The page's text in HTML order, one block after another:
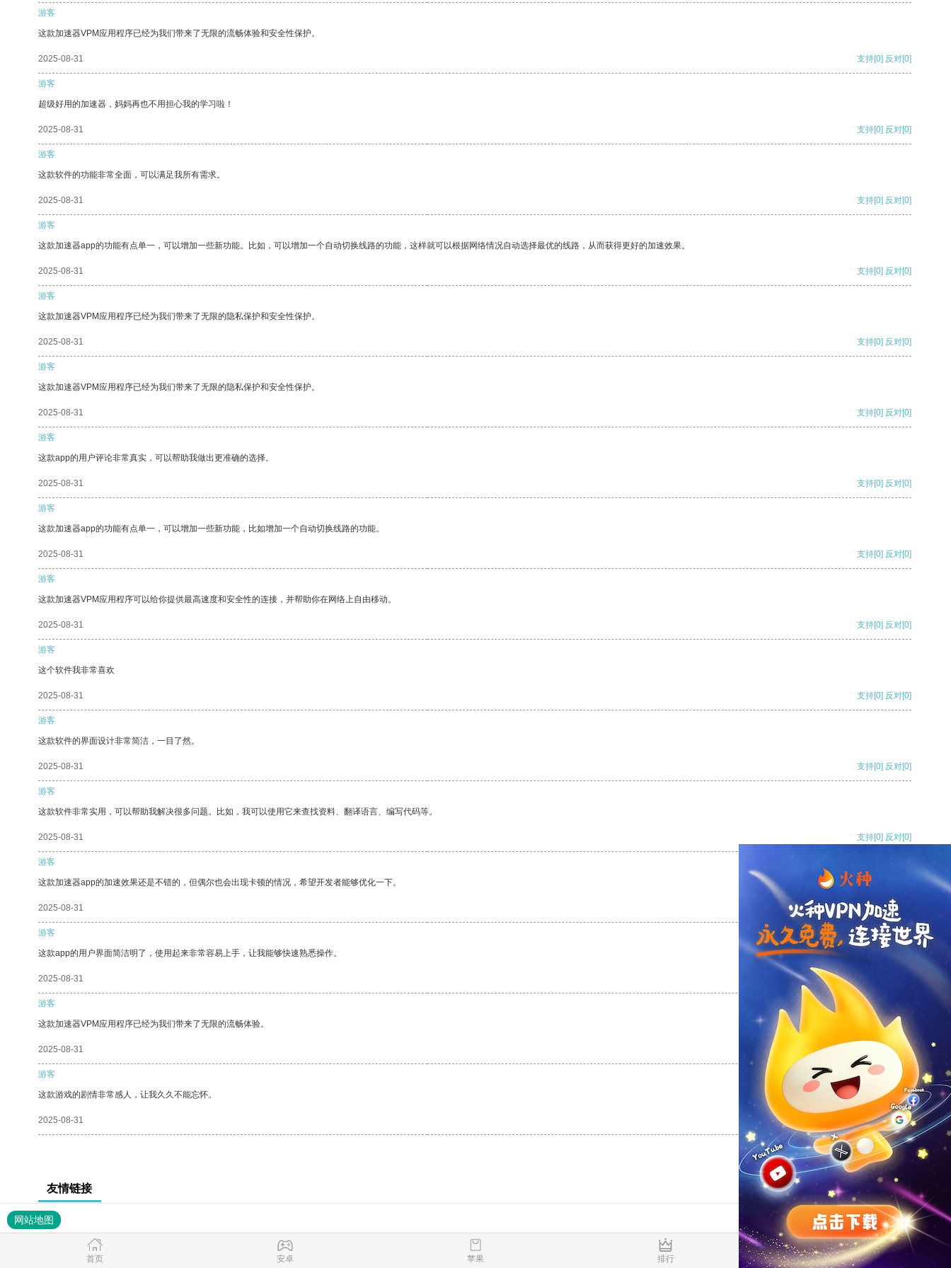
游客
这款加速器VPM应用程序已经为我们带来了无限的流畅体验和安全性保护。
2025-08-31 支持[0] 反对[0]
游客
超级好用的加速器，妈妈再也不用担心我的学习啦！
2025-08-31 支持[0] 反对[0]
游客
这款软件的功能非常全面，可以满足我所有需求。
2025-08-31 支持[0] 反对[0]
游客
这款加速器app的功能有点单一，可以增加一些新功能。比如，可以增加一个自动切换线路的功能，这样就可以根据网络情况自动选择最优的线路，从而获得更好的加速效果。
2025-08-31 支持[0] 反对[0]
游客
这款加速器VPM应用程序已经为我们带来了无限的隐私保护和安全性保护。
2025-08-31 支持[0] 反对[0]
游客
这款加速器VPM应用程序已经为我们带来了无限的隐私保护和安全性保护。
2025-08-31 支持[0] 反对[0]
游客
这款app的用户评论非常真实，可以帮助我做出更准确的选择。
2025-08-31 支持[0] 反对[0]
游客
这款加速器app的功能有点单一，可以增加一些新功能，比如增加一个自动切换线路的功能。
2025-08-31 支持[0] 反对[0]
游客
这款加速器VPM应用程序可以给你提供最高速度和安全性的连接，并帮助你在网络上自由移动。
2025-08-31 支持[0] 反对[0]
游客
这个软件我非常喜欢
2025-08-31 支持[0] 反对[0]
游客
这款软件的界面设计非常简洁，一目了然。
2025-08-31 支持[0] 反对[0]
游客
这款软件非常实用，可以帮助我解决很多问题。比如，我可以使用它来查找资料、翻译语言、编写代码等。
2025-08-31 支持[0] 反对[0]
游客
这款加速器app的加速效果还是不错的，但偶尔也会出现卡顿的情况，希望开发者能够优化一下。
2025-08-31 支持[0] 反对
游客
这款app的用户界面简洁明了，使用起来非常容易上手，让我能够快速熟悉操作。
2025-08-31 支持
游客
这款加速器VPM应用程序已经为我们带来了无限的流畅体验。
2025-08-31 反对 [0]
游客
这款游戏的剧情非常感人，让我久久不能忘怀。
2025-08-31 支持[0] 反对[0]
友情链接
网站地图
首页 安卓 苹果 排行 推荐